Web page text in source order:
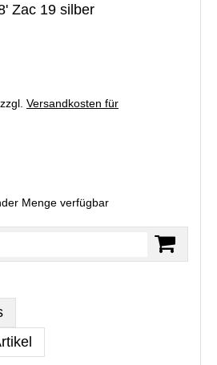
Zac 19 silber
Versandkosten für
Menge verfügbar